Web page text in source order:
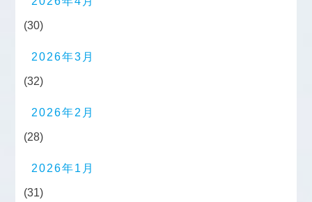
(30)
2026年3月
(32)
2026年2月
(28)
2026年1月
(31)